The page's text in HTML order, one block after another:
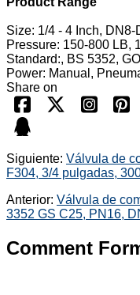
Size: 1/4 - 4 Inch, DN8-
Pressure: 150-800 LB,
Standard:, BS 5352,
Power: Manual,
Share on
Siguiente: Válvula de
F304, 3/4 pulgadas,
Anterior: Válvula de
3352 GS C25, PN16,
Comment